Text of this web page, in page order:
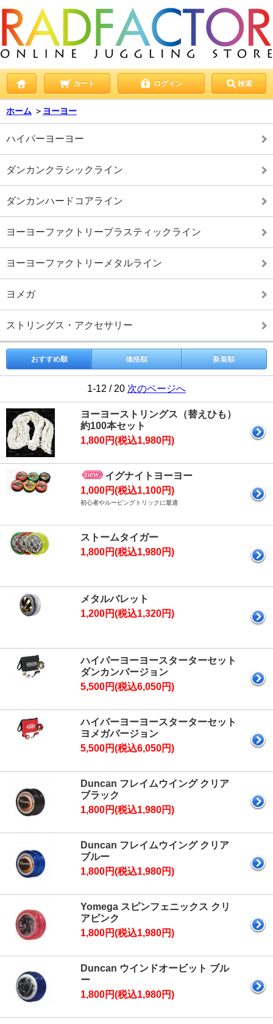
カート ログイン 検索
ホーム ＞ ヨーヨー
ハイパーヨーヨー
ダンカンクラシックライン
ダンカンハードコアライン
ヨーヨーファクトリープラスティックライン
ヨーヨーファクトリーメタルライン
ヨメガ
ストリングス・アクセサリー
おすすめ順 価格順 新着順
1-12 / 20 次のページへ
ヨーヨーストリングス（替えひも）
約100本セット
1,800円(税込1,980円)
イグナイトヨーヨー
1,000円(税込1,100円)
初心者やルーピングトリックに最適
ストームタイガー
1,800円(税込1,980円)
メタルバレット
1,200円(税込1,320円)
ハイパーヨーヨースターターセット
ダンカンバージョン
5,500円(税込6,050円)
ハイパーヨーヨースターターセット
ヨメガバージョン
5,500円(税込6,050円)
Duncan フレイムウイング クリア
ブラック
1,800円(税込1,980円)
Duncan フレイムウイング クリア
ブルー
1,800円(税込1,980円)
Yomega スピンフェニックス クリ
アピンク
1,800円(税込1,980円)
Duncan ウインドオービット ブル
ー
1,800円(税込1,980円)